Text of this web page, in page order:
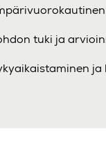
tuki ja
ja